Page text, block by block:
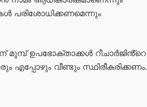
പരിശോധിക്കണമെന്നും
മുമ്പ് ഉപഭോക്താക്കൾ റീചാർജിൻ്റെ
വീണ്ടും സ്ഥിരീകരിക്കണം.